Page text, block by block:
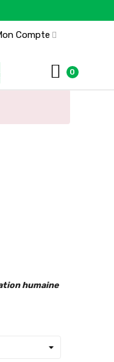
Compte
0
humaine